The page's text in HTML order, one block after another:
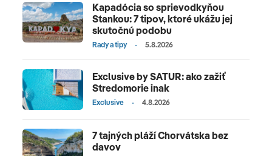
Kapadócia so sprievodkyňou
Stankou: 7 tipov, ktoré ukážu jej
skutočnú podobu
Rady a tipy 5.8.2026
Exclusive by SATUR: ako zažiť
Stredomorie inak
Exclusive 4.8.2026
7 tajných pláží Chorvátska bez
davov